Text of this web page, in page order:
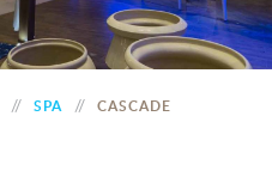
// SPA //
CASCADE